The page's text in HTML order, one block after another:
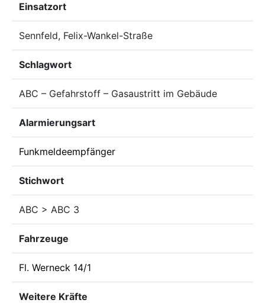
Einsatzort
Sennfeld, Felix-Wankel-Straße
Schlagwort
ABC – Gefahrstoff – Gasaustritt im Gebäude
Alarmierungsart
Funkmeldeempfänger
Stichwort
ABC > ABC 3
Fahrzeuge
Fl. Werneck 14/1
Weitere Kräfte